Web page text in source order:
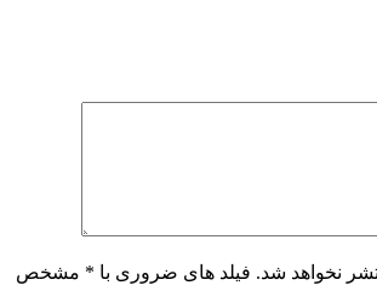
نخواهد شد. فیلد های ضروری با * مشخص